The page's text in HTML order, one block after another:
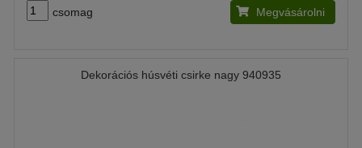
csomag Megvásárolni
Dekorációs húsvéti csirke nagy 940935